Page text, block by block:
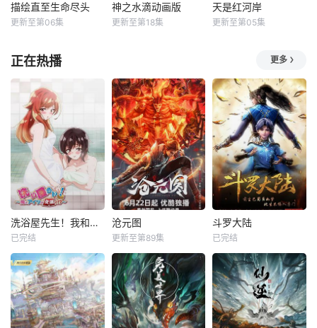
描绘直至生命尽头
更新至第06集
神之水滴动画版
更新至第18集
天是红河岸
更新至第05集
正在热播 更多
洗浴屋先生！我和那家伙在女浴池！？
已完结
沧元图
更新至第89集
斗罗大陆
已完结